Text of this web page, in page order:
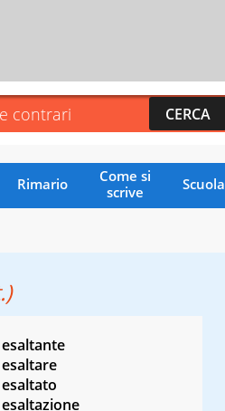
Rimario
Come si
scrive
Scuola
esaltante
esaltare
esaltato
esaltazione